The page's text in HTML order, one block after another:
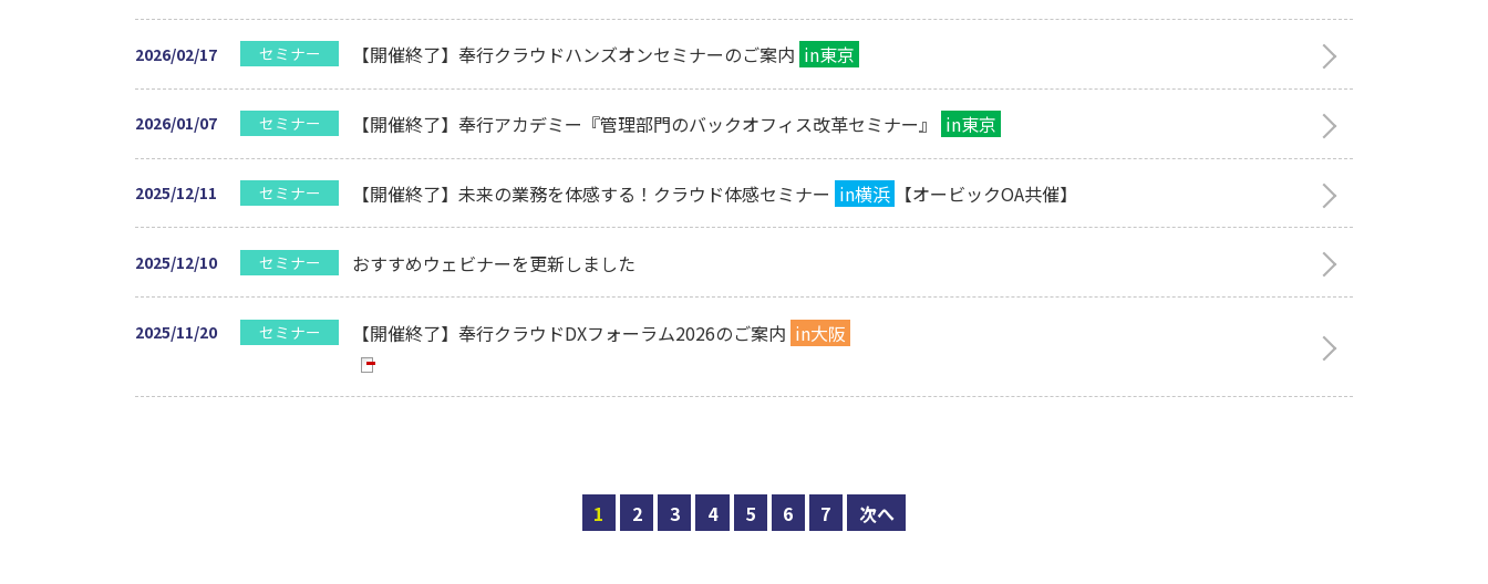
2026/02/17 セミナー 【開催終了】奉行クラウドハンズオンセミナーのご案内 in東京
2026/01/07 セミナー 【開催終了】奉行アカデミー『管理部門のバックオフィス改革セミナー』 in東京
2025/12/11 セミナー 【開催終了】未来の業務を体感する！クラウド体感セミナー in横浜 【オービックOA共催】
2025/12/10 セミナー おすすめウェビナーを更新しました
2025/11/20 セミナー 【開催終了】奉行クラウドDXフォーラム2026のご案内 in大阪
1 2 3 4 5 6 7 次へ